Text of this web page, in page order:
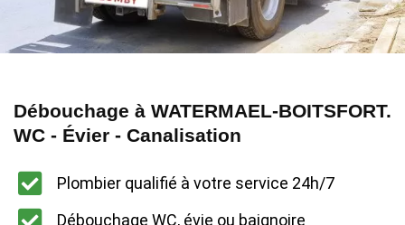
Débouchage à WATERMAEL-BOITSFORT.
WC - Évier - Canalisation
Plombier qualifié à votre service 24h/7
Débouchage WC, évie ou baignoire